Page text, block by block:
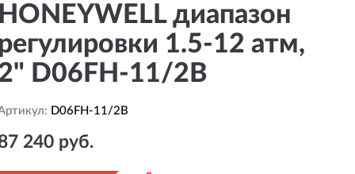
диапазон
1.5-12 атм,
D06FH-11/2B
D06FH-11/2B
240 руб.